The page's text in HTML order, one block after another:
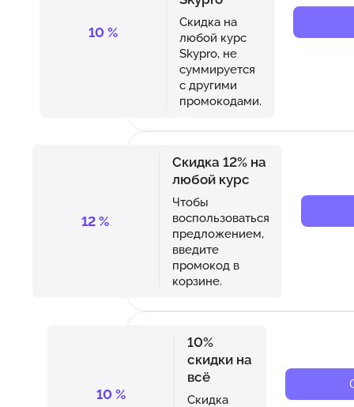
10 %
Скидка на
любой курс
Skypro, не
суммируется
с другими
промокодами.
12 %
Скидка 12% на
любой курс
Чтобы
воспользоваться
предложением,
введите
промокод в
корзине.
10 %
10%
скидки на
всё
Скидка